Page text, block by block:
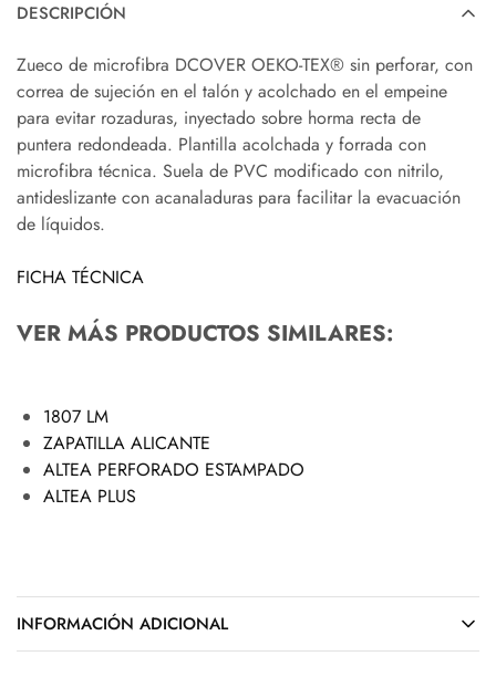
DESCRIPCIÓN
Zueco de microfibra DCOVER OEKO-TEX® sin perforar, con
correa de sujeción en el talón y acolchado en el empeine
para evitar rozaduras, inyectado sobre horma recta de
puntera redondeada. Plantilla acolchada y forrada con
microfibra técnica. Suela de PVC modificado con nitrilo,
antideslizante con acanaladuras para facilitar la evacuación
de líquidos.
FICHA TÉCNICA
VER MÁS PRODUCTOS SIMILARES:
1807 LM
ZAPATILLA ALICANTE
ALTEA PERFORADO ESTAMPADO
ALTEA PLUS
INFORMACIÓN ADICIONAL